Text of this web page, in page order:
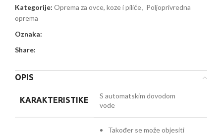
Kategorije: Oprema za ovce, koze i piliće, Poljoprivredna
oprema
Oznaka:
Share:
OPIS
KARAKTERISTIKE
S automatskim dovodom
vode
Također se može objesiti